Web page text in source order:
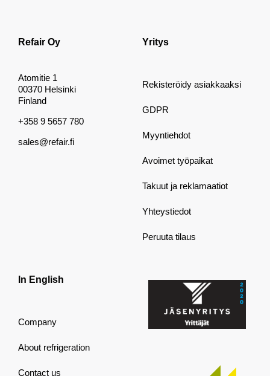
Refair Oy
Atomitie 1
00370 Helsinki
Finland
+358 9 5657 780
sales@refair.fi
Yritys
Rekisteröidy asiakkaaksi
GDPR
Myyntiehdot
Avoimet työpaikat
Takuut ja reklamaatiot
Yhteystiedot
Peruuta tilaus
In English
Company
About refrigeration
Contact us